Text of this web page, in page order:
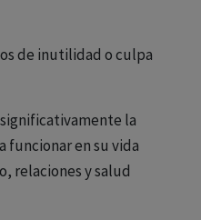
de inutilidad o culpa
la
funcionar en su vida
relaciones y salud